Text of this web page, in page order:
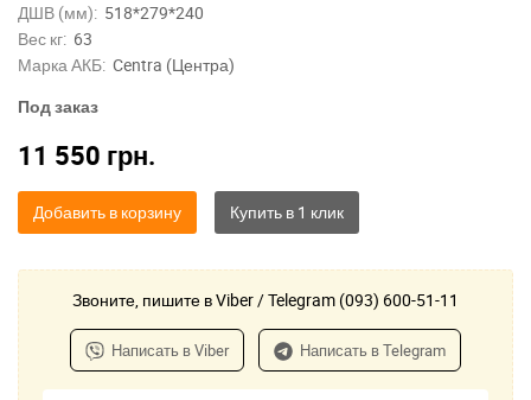
ДШВ (мм): 518*279*240
Вес кг: 63
Марка АКБ: Centra (Центра)
Под заказ
11 550 грн.
Добавить в корзину
Звоните, пишите в Viber / Telegram (093) 600-51-11
Написать в Viber Написать в Telegram